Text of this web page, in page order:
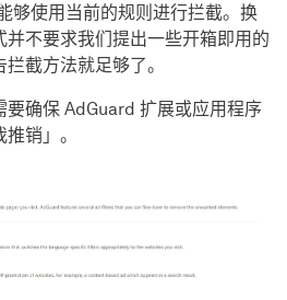
够使用当前的规则进行拦截。换
不要求我们提出一些开箱即用的
截方法就足够了。
确保 AdGuard 扩展或应用程序
销」。